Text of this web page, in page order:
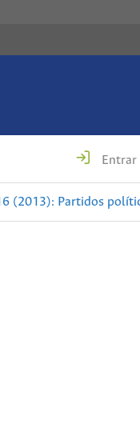
Entrar
(2013): Partidos